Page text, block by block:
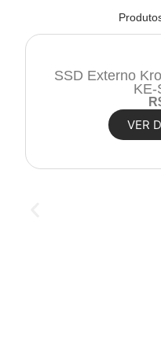
SSD Externo
KE-
R
VER